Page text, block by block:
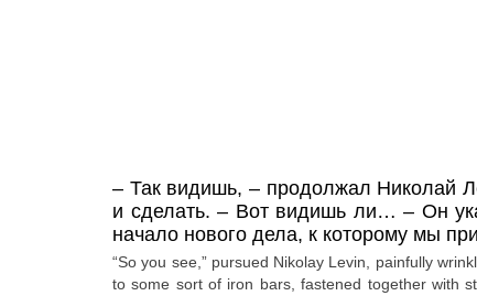
– Так видишь, – продолжал Николай
и сделать. – Вот видишь ли… – Он
начало нового дела, к которому мы
“So you see,” pursued Nikolay Levin, painfully
to some sort of iron bars, fastened together with